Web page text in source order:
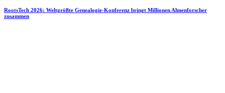
RootsTech 2026: Weltgrößte Genealogie-Konferenz bringt Millionen Ahnenforscher
zusammen